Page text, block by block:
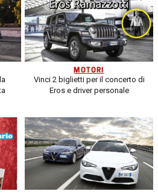
MOTORI
Vinci 2 biglietti per il concerto di
Eros e driver personale